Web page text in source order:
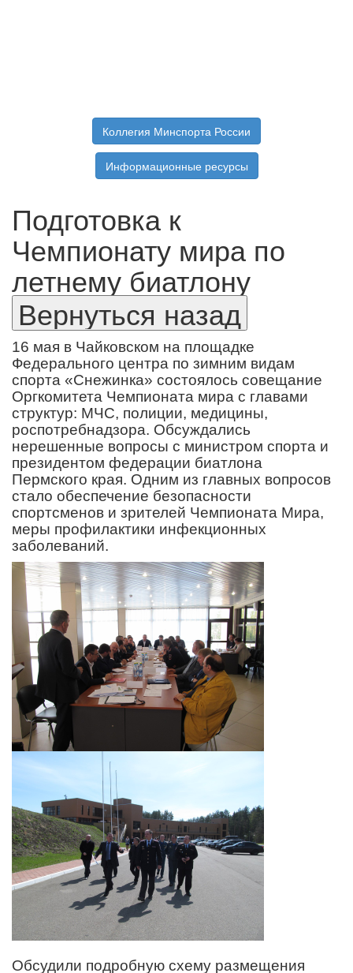
Коллегия Минспорта России
Информационные ресурсы
Подготовка к
Чемпионату мира по
летнему биатлону
16 мая в Чайковском на площадке
Федерального центра по зимним видам
спорта «Снежинка» состоялось совещание
Оргкомитета Чемпионата мира с главами
структур: МЧС, полиции, медицины,
роспотребнадзора. Обсуждались
нерешенные вопросы с министром спорта и
президентом федерации биатлона
Пермского края. Одним из главных вопросов
стало обеспечение безопасности
спортсменов и зрителей Чемпионата Мира,
меры профилактики инфекционных
заболеваний.
Обсудили подробную схему размещения